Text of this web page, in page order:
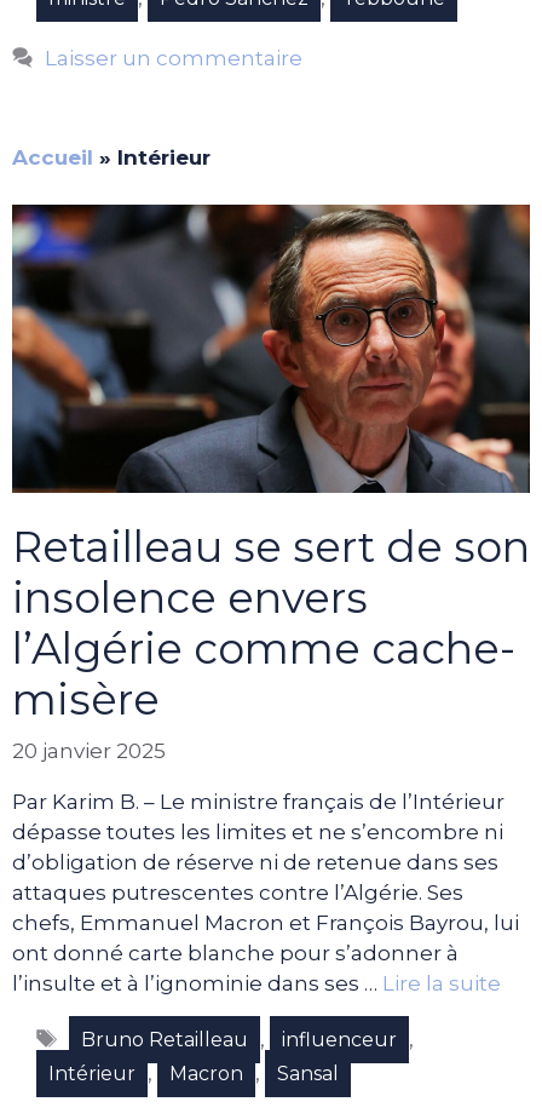
Laisser un commentaire
Accueil » Intérieur
Retailleau se sert de son
insolence envers
l’Algérie comme cache-
misère
20 janvier 2025
Par Karim B. – Le ministre français de l’Intérieur
dépasse toutes les limites et ne s’encombre ni
d’obligation de réserve ni de retenue dans ses
attaques putrescentes contre l’Algérie. Ses
chefs, Emmanuel Macron et François Bayrou, lui
ont donné carte blanche pour s’adonner à
l’insulte et à l’ignominie dans ses … Lire la suite
Étiquettes
Bruno Retailleau , influenceur ,
Intérieur , Macron , Sansal